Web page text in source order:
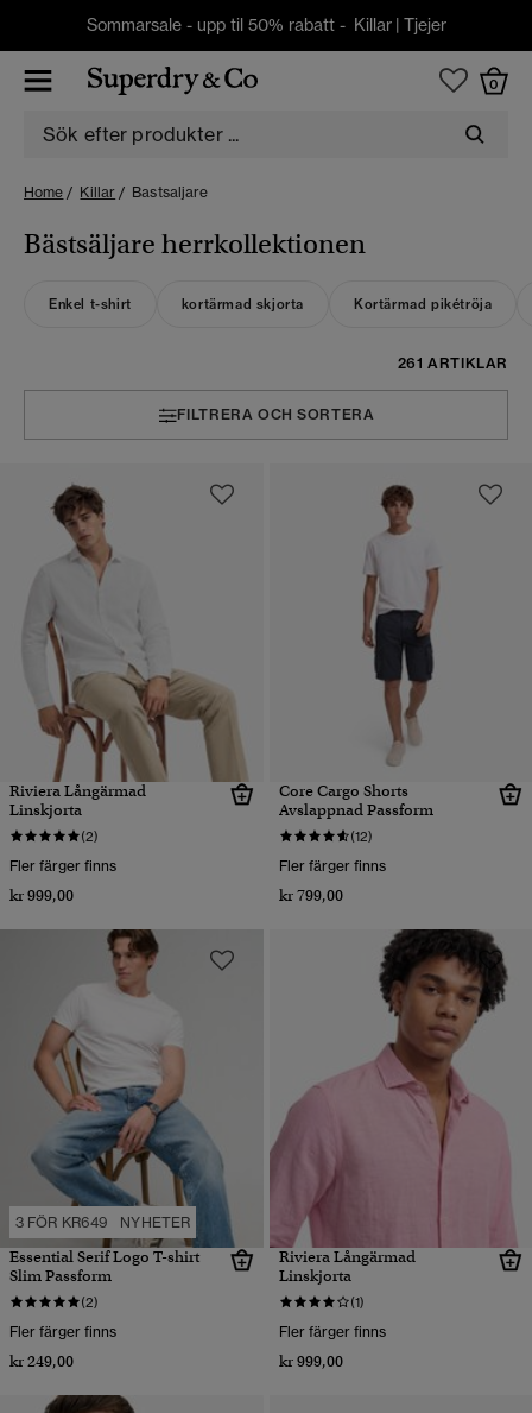
Sommarsale - upp til 50% rabatt - Killar| Tjejer
0
Home Killar Bastsaljare
Bästsäljare herrkollektionen
Enkel t-shirt kortärmad skjorta Kortärmad pikétröja
261 ARTIKLAR
FILTRERA OCH SORTERA
Riviera Långärmad
Linskjorta
(2)
Fler färger finns
kr 999,00
Core Cargo Shorts
Avslappnad Passform
(12)
Fler färger finns
kr 799,00
3 FÖR KR649 NYHETER
Essential Serif Logo T-shirt
Slim Passform
(2)
Fler färger finns
kr 249,00
Riviera Långärmad
Linskjorta
(1)
Fler färger finns
kr 999,00